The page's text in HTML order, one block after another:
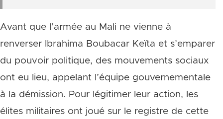
Avant que l’armée au Mali ne vienne à
renverser Ibrahima Boubacar Keïta et s’emparer
du pouvoir politique, des mouvements sociaux
ont eu lieu, appelant l’équipe gouvernementale
à la démission. Pour légitimer leur action, les
élites militaires ont joué sur le registre de cette